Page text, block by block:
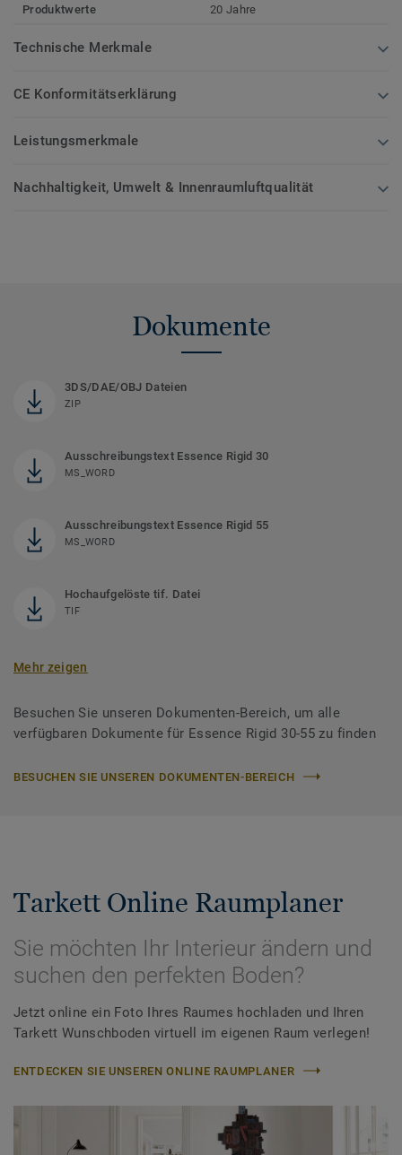
Produktwerte 20 Jahre
Technische Merkmale
CE Konformitätserklärung
Leistungsmerkmale
Nachhaltigkeit, Umwelt & Innenraumluftqualität
Dokumente
3DS/DAE/OBJ Dateien
ZIP
Ausschreibungstext Essence Rigid 30
MS_WORD
Ausschreibungstext Essence Rigid 55
MS_WORD
Hochaufgelöste tif. Datei
TIF
Mehr zeigen
Besuchen Sie unseren Dokumenten-Bereich, um alle
verfügbaren Dokumente für Essence Rigid 30-55 zu finden
BESUCHEN SIE UNSEREN DOKUMENTEN-BEREICH
Tarkett Online Raumplaner
Sie möchten Ihr Interieur ändern und
suchen den perfekten Boden?
Jetzt online ein Foto Ihres Raumes hochladen und Ihren
Tarkett Wunschboden virtuell im eigenen Raum verlegen!
ENTDECKEN SIE UNSEREN ONLINE RAUMPLANER